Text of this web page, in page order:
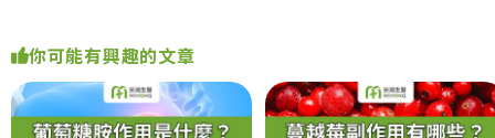
你可能有興趣的文章